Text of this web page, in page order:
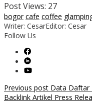
Post Views: 27
bogor cafe coffee
Writer: CesarEditor: Cesar
Follow Us
Post
Previous post Data Daftar
Backlink Artikel Press